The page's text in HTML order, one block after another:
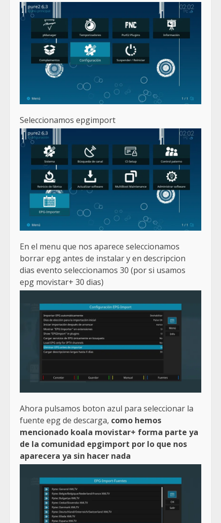
Seleccionamos epgimport
En el menu que nos aparece seleccionamos
borrar epg antes de instalar y en descripcion
dias evento seleccionamos 30 (por si usamos
epg movistar+ 30 dias)
Ahora pulsamos boton azul para seleccionar la
fuente epg de descarga, como hemos
mencionado koala movistar+ forma parte ya
de la comunidad epgimport por lo que nos
aparecera ya sin hacer nada